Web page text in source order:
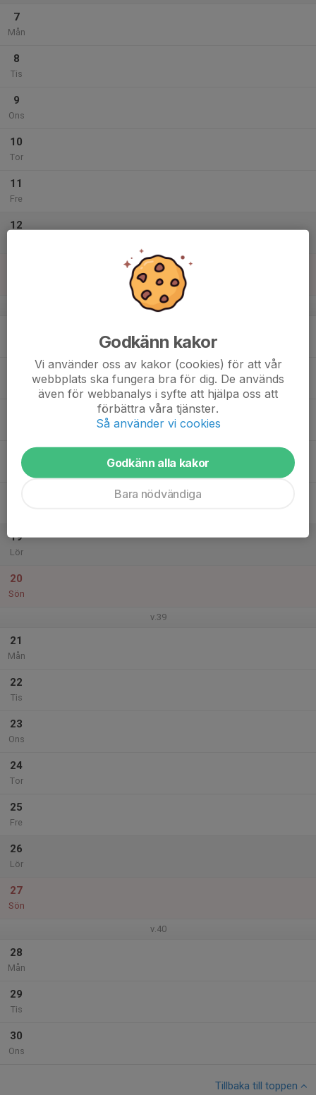
7
Mån
8
Tis
9
Ons
10
Tor
11
Fre
12
v.38
17
Tor
19
Lör
20
Sön
v.39
21
Mån
22
Tis
23
Ons
24
Tor
25
Fre
26
Lör
27
Sön
v.40
28
Mån
29
Tis
30
Ons
Tillbaka till toppen
Godkänn kakor
Vi använder oss av kakor (cookies) för att vår
webbplats ska fungera bra för dig. De används
även för webbanalys i syfte att hjälpa oss att
förbättra våra tjänster.
Så använder vi cookies
Godkänn alla kakor
Bara nödvändiga